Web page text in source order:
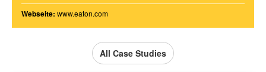
Webseite: www.eaton.com
All Case Studies